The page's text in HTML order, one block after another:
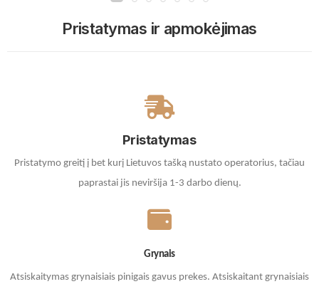
Pristatymas ir apmokėjimas
Pristatymas
Pristatymo greitį į bet kurį Lietuvos tašką nustato operatorius, tačiau
paprastai jis neviršija 1-3 darbo dienų.
Grynais
Atsiskaitymas grynaisiais pinigais gavus prekes. Atsiskaitant grynaisiais